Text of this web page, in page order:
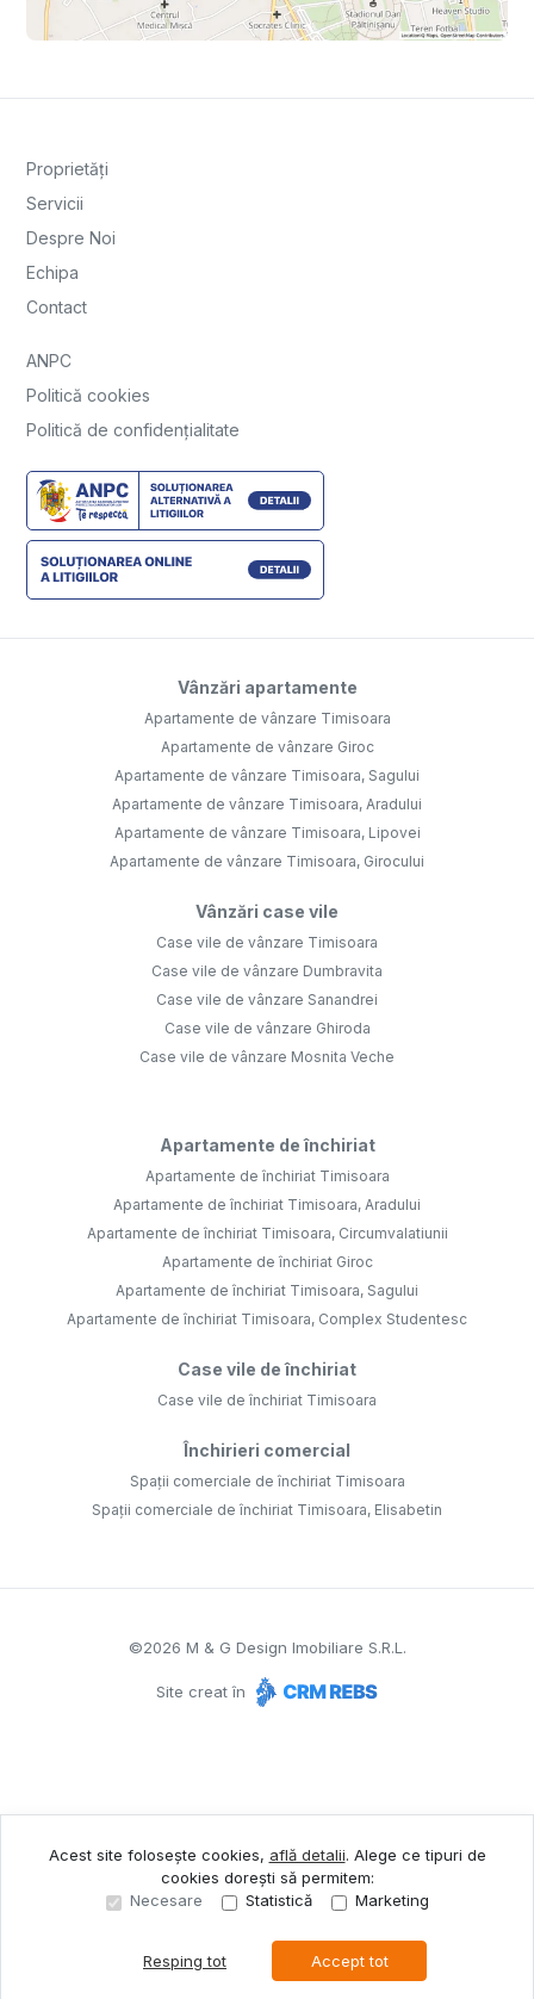
Sună acum Solicită vizionare
Proprietăți
Servicii
Despre Noi
Echipa
Contact
ANPC
Politică cookies
Politică de confidențialitate
Vânzări apartamente
Apartamente de vânzare Timisoara
Apartamente de vânzare Giroc
Apartamente de vânzare Timisoara, Sagului
Apartamente de vânzare Timisoara, Aradului
Apartamente de vânzare Timisoara, Lipovei
Apartamente de vânzare Timisoara, Girocului
Vânzări case vile
Case vile de vânzare Timisoara
Case vile de vânzare Dumbravita
Case vile de vânzare Sanandrei
Case vile de vânzare Ghiroda
Case vile de vânzare Mosnita Veche
Apartamente de închiriat
Apartamente de închiriat Timisoara
Apartamente de închiriat Timisoara, Aradului
Apartamente de închiriat Timisoara, Circumvalatiunii
Apartamente de închiriat Giroc
Apartamente de închiriat Timisoara, Sagului
Apartamente de închiriat Timisoara, Complex Studentesc
Case vile de închiriat
Case vile de închiriat Timisoara
Închirieri comercial
Spații comerciale de închiriat Timisoara
Spații comerciale de închiriat Timisoara, Elisabetin
©2026 M & G Design Imobiliare S.R.L.
Site creat în
Acest site folosește cookies, află detalii. Alege ce tipuri de
cookies dorești să permitem:
Necesare
Statistică Marketing
Resping tot Accept tot